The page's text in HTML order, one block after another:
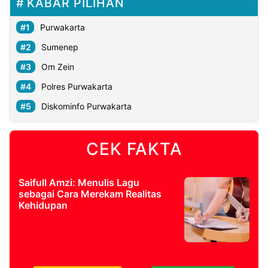
KABAR PILIHAN
Purwakarta
Sumenep
Om Zein
Polres Purwakarta
Diskominfo Purwakarta
CEK FAKTA
Saifull Amzi: Menulis Lagu
sebagai Cara Merekam Realitas
Kehidupan